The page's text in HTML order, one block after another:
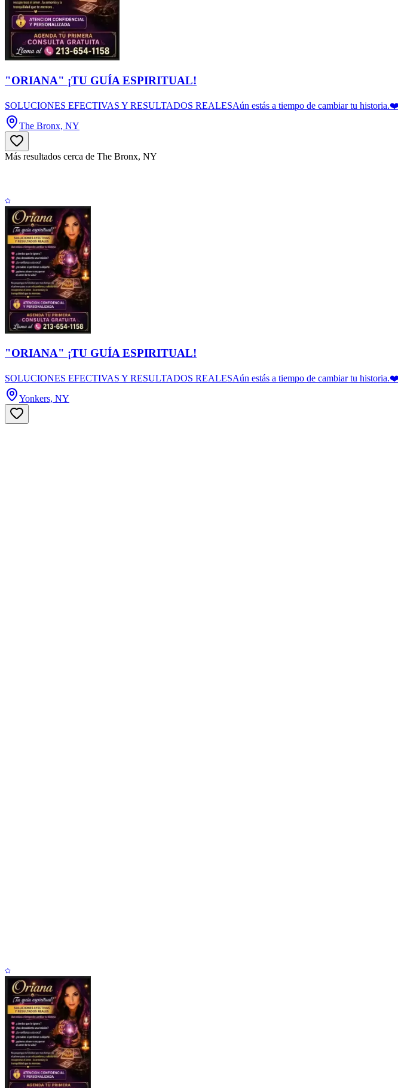
"ORIANA" ¡TU GUÍA ESPIRITUAL!
SOLUCIONES EFECTIVAS Y RESULTADOS REALESAún estás a tiempo de cambiar tu
The Bronx, NY
Más resultados cerca de The Bronx, NY
"ORIANA" ¡TU GUÍA ESPIRITUAL!
SOLUCIONES EFECTIVAS Y RESULTADOS REALESAún estás a tiempo de cambiar tu
Yonkers, NY